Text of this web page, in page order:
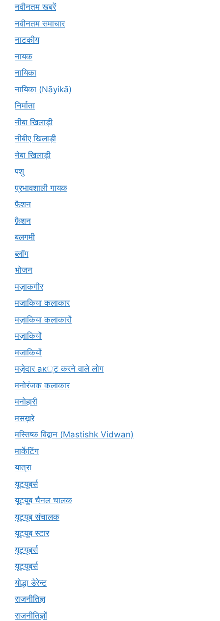
नवीनतम खबरें
नवीनतम समाचार
नाटकीय
नायक
नायिका
नायिका (Nāyikā)
निर्माता
नीबा खिलाड़ी
नीबीए खिलाड़ी
नेबा खिलाड़ी
पशु
प्रभावशाली गायक
फैशन
फ़ैशन
बलगमी
ब्लॉग
भोजन
मज़ाकगीर
मजाकिया कलाकार
मज़ाकिया कलाकारों
मज़ाकियों
मजाकियों
मज़ेदार ак्ट करने वाले लोग
मनोरंजक कलाकार
मनोहारी
मसख़रे
मस्तिष्क विद्वान (Mastishk Vidwan)
मार्केटिंग
यात्रा
यूटयूबर्स
यूट्यूब चैनल चालक
यूट्यूब संचालक
यूट्यूब स्टार
यूट्यूबर्स
यूट्‍यूबर्स
योद्धा डेरेन्ट
राजनीतिज्ञ
राजनीतिज्ञों